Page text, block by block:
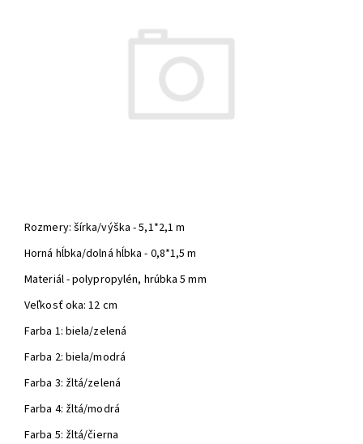
Rozmery: šírka/výška - 5,1*2,1 m
Horná hĺbka/dolná hĺbka - 0,8*1,5 m
Materiál - polypropylén, hrúbka 5 mm
Veľkosť oka: 12 cm
Farba 1: biela/zelená
Farba 2: biela/modrá
Farba 3: žltá/zelená
Farba 4: žltá/modrá
Farba 5: žltá/čierna